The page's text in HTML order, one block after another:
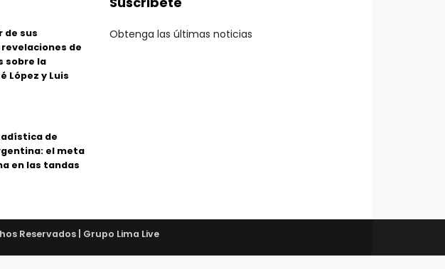
de sus
de
sobre la
López y Luis
de
el meta
en las tandas
Obtenga las últimas noticias
Reservados | Grupo Lima Live